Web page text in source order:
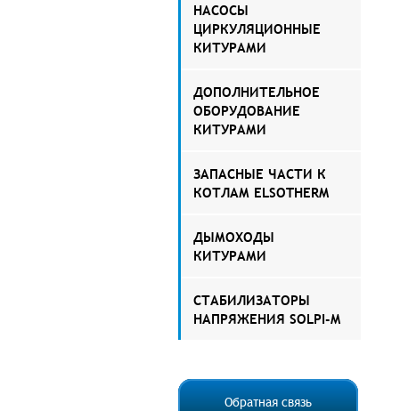
НАСОСЫ
ЦИРКУЛЯЦИОННЫЕ
КИТУРАМИ
ДОПОЛНИТЕЛЬНОЕ
ОБОРУДОВАНИЕ
КИТУРАМИ
ЗАПАСНЫЕ ЧАСТИ К
КОТЛАМ ELSOTHERM
ДЫМОХОДЫ
КИТУРАМИ
СТАБИЛИЗАТОРЫ
НАПРЯЖЕНИЯ SOLPI-M
Обратная связь